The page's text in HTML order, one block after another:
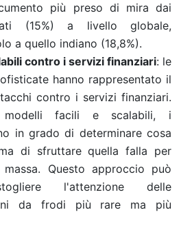
più preso di mira dai
(15%) a livello globale,
a quello indiano (18,8%).
contro i servizi finanziari: le
hanno rappresentato il
contro i servizi finanziari.
modelli facili e scalabili, i
in grado di determinare cosa
di sfruttare quella falla per
Questo approccio può
l'attenzione delle
da frodi più rare ma più